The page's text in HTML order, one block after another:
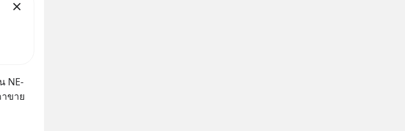
NE-
ขาย